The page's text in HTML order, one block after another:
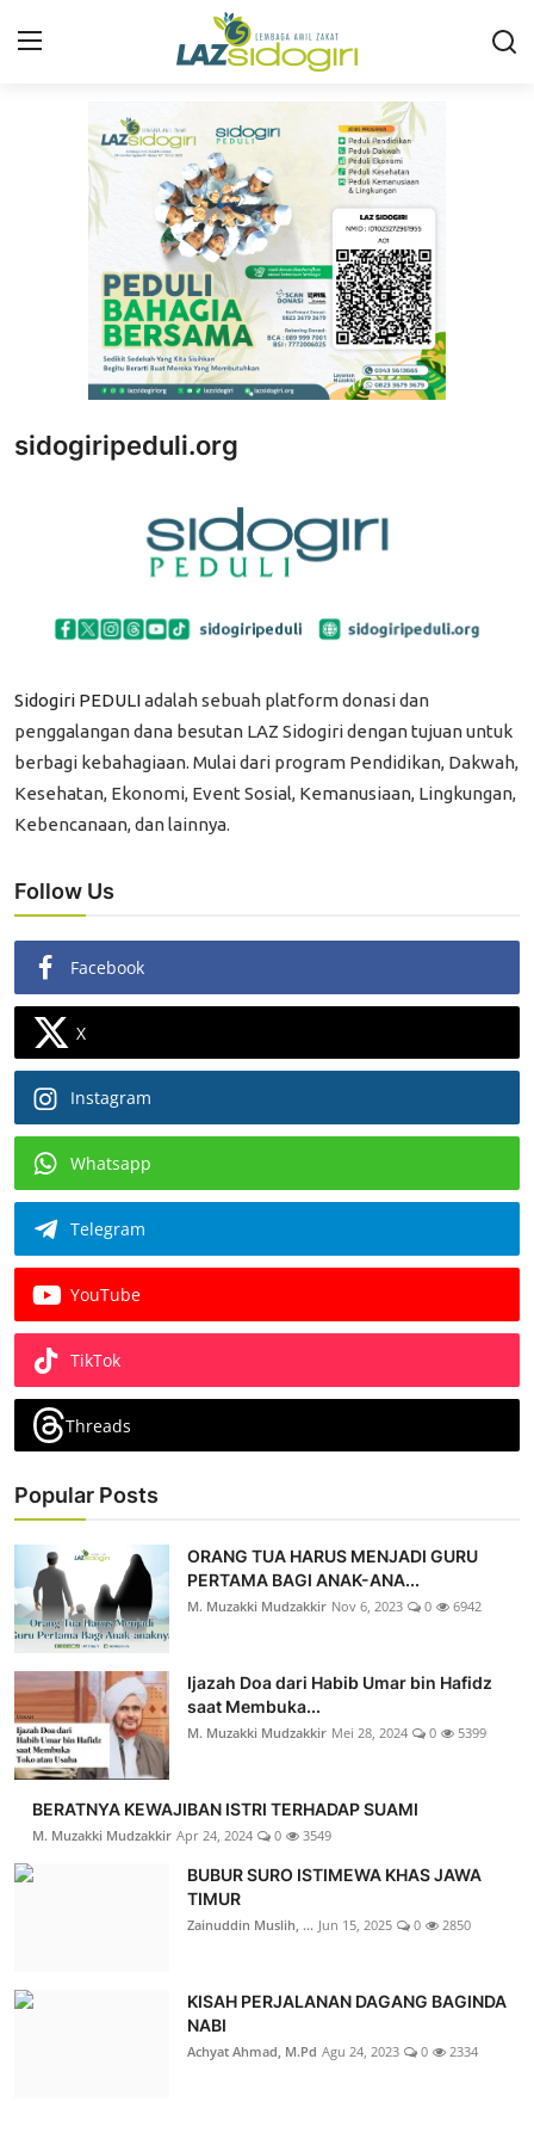
Masuk Daftar
Konsultasi ZIS
Contact
Gallery
Donasi
sidogiripeduli.org
Sidogiri PEDULIadalah sebuah platform donasi dan
penggalangan dana besutan LAZ Sidogiri dengan tujuan untuk
berbagi kebahagiaan. Mulai dari program Pendidikan, Dakwah,
Kesehatan, Ekonomi, Event Sosial, Kemanusiaan, Lingkungan,
Kebencanaan, dan lainnya.
Follow Us
Facebook
X
Instagram
Whatsapp
Telegram
YouTube
TikTok
Threads
Popular Posts
ORANG TUA HARUS MENJADI GURU
PERTAMA BAGI ANAK-ANA...
M. Muzakki Mudzakkir Nov 6, 2023 0 6942
Ijazah Doa dari Habib Umar bin Hafidz
saat Membuka...
M. Muzakki Mudzakkir Mei 28, 2024 0 5399
BERATNYA KEWAJIBAN ISTRI TERHADAP SUAMI
M. Muzakki Mudzakkir Apr 24, 2024 0 3549
BUBUR SURO ISTIMEWA KHAS JAWA
TIMUR
Zainuddin Muslih, ... Jun 15, 2025 0 2850
KISAH PERJALANAN DAGANG BAGINDA
NABI
Achyat Ahmad, M.Pd Agu 24, 2023 0 2334